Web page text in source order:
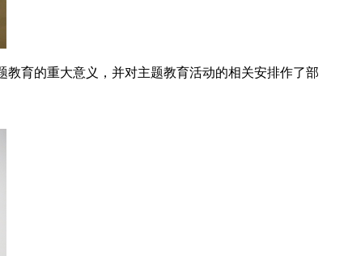
育的重大意义，并对主题教育活动的相关安排作了部